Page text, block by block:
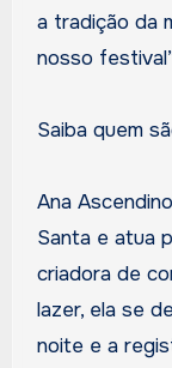
a tradição da
nosso
Saiba quem
Ana
Santa e atua
criadora de
lazer, ela se
noite e a